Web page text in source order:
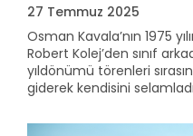
27 Temmuz 2025
Osman Kavala’nın 1975
Robert Kolej’den sınıf
yıldönümü törenleri
giderek kendisini